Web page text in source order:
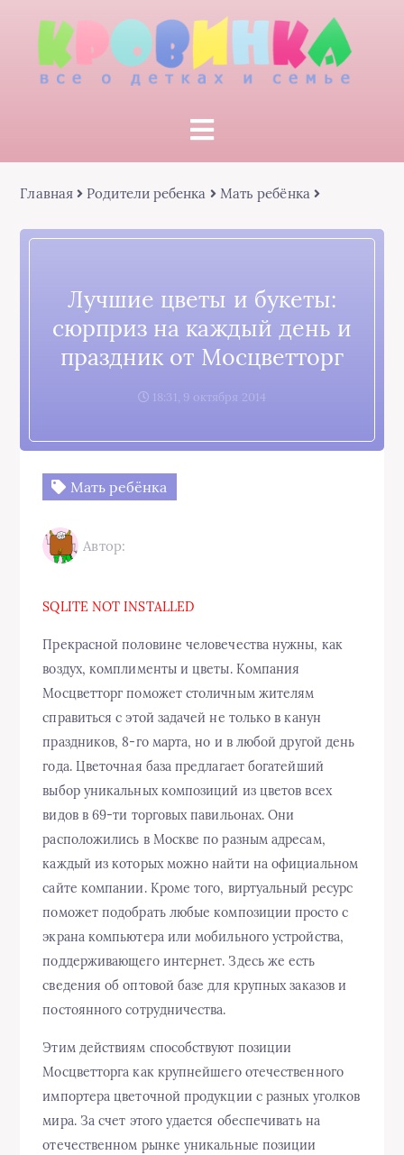
Главная Родители ребенка Мать ребёнка
Лучшие цветы и букеты:
сюрприз на каждый день и
праздник от Мосцветторг
18:31, 9 октября 2014
Мать ребёнка
Автор:
SQLITE NOT INSTALLED
Прекрасной половине человечества нужны, как
воздух, комплименты и цветы. Компания
Мосцветторг поможет столичным жителям
справиться с этой задачей не только в канун
праздников, 8-го марта, но и в любой другой день
года. Цветочная база предлагает богатейший
выбор уникальных композиций из цветов всех
видов в 69-ти торговых павильонах. Они
расположились в Москве по разным адресам,
каждый из которых можно найти на официальном
сайте компании. Кроме того, виртуальный ресурс
поможет подобрать любые композиции просто с
экрана компьютера или мобильного устройства,
поддерживающего интернет. Здесь же есть
сведения об оптовой базе для крупных заказов и
постоянного сотрудничества.
Этим действиям способствуют позиции
Мосцветторга как крупнейшего отечественного
импортера цветочной продукции с разных уголков
мира. За счет этого удается обеспечивать на
отечественном рынке уникальные позиции